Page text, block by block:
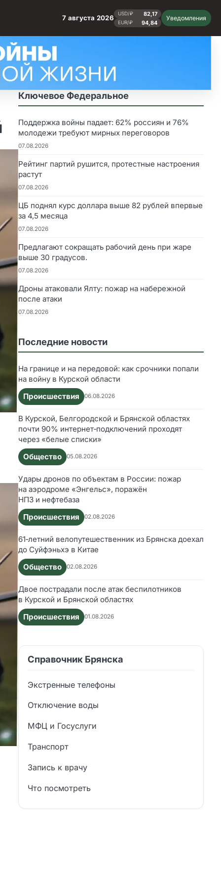
7 августа 2026
USD/₽ 82,17
EUR/₽ 94,84
Уведомления
Ключевое Федеральное
Поддержка войны падает: 62% россиян и 76%
молодежи требуют мирных переговоров
07.08.2026
Рейтинг партий рушится, протестные настроения
растут
07.08.2026
ЦБ поднял курс доллара выше 82 рублей впервые
за 4,5 месяца
07.08.2026
Предлагают сокращать рабочий день при жаре
выше 30 градусов.
07.08.2026
Дроны атаковали Ялту: пожар на набережной
после атаки
07.08.2026
Последние новости
На границе и на передовой: как срочники попали
на войну в Курской области
Происшествия
06.08.2026
В Курской, Белгородской и Брянской областях
почти 90% интернет‑подключений проходят
через «белые списки»
Общество
05.08.2026
Удары дронов по объектам в России: пожар
на аэродроме «Энгельс», поражён
НПЗ и нефтебаза
Происшествия
02.08.2026
61‑летний велопутешественник из Брянска доехал
до Суйфэньхэ в Китае
Общество
02.08.2026
Двое пострадали после атак беспилотников
в Курской и Брянской областях
Происшествия
01.08.2026
Справочник Брянска
Экстренные телефоны
Отключение воды
МФЦ и Госуслуги
Транспорт
Запись к врачу
Что посмотреть